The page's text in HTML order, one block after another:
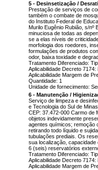
5 - Desinsetização /
Prestação de serviços de
também o combate de
do Instituto Federal de
Murilo Eugênio Rubião, s/nº
minuciosa de todas as
se a elas níveis de
morfologia dos roedores,
formulações de produtos
odor, baixa toxidade e
Tratamento Diferenciado:
Aplicabilidade Decreto 7174:
Aplicabilidade Margem de
Quantidade: 1
Unidade de fornecimento:
6 - Manutenção /
Serviço de limpeza e
e Tecnologia do Sul de
CEP: 37.472-000 Carmo de
objetos indevidamente
agentes químicos; remoção
retirando todo líquido e
tubulações prediais. Os
sua localização,
6 (seis) reservatórios
Tratamento Diferenciado:
Aplicabilidade Decreto 7174:
Aplicabilidade Margem de